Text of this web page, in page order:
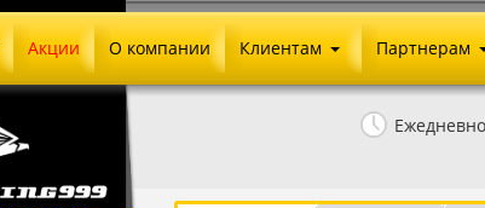
Акции О компании Клиентам
Как сделать заказ
Партнерам
Агентское